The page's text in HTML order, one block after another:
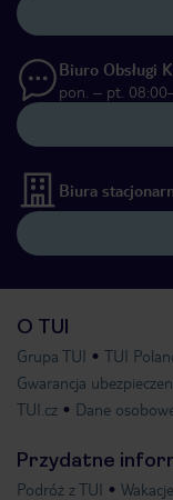
Biuro Obsługi
pon. – pt.
Biura
O TUI
Grupa TUI TUI
Gwarancja
TUI.cz
Dane
Przydatne
Podróż z TUI